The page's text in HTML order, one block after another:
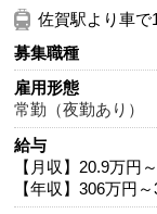
佐賀駅より車で
募集職種
雇用形態
常勤（夜勤あり）
給与
【月収】20.9万円
【年収】306万円